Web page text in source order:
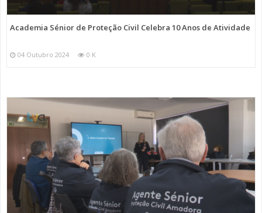
Academia Sénior de Proteção Civil Celebra 10 Anos de Atividade
04 Outubro 2024 0 K